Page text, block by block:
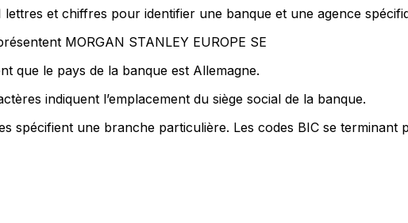
lettres et chiffres pour identifier une banque et une agence
MORGAN STANLEY EUROPE SE
que le pays de la banque est Allemagne.
indiquent l’emplacement du siège social de la banque.
spécifient une branche particulière. Les codes BIC se